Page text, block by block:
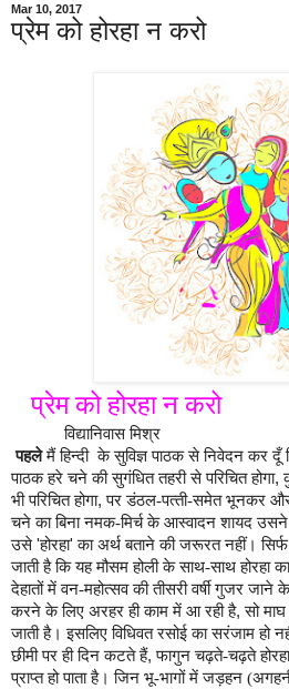
Mar 10, 2017
प्रेम को होरहा न करो
प्रेम को होरहा न करो
विद्यानिवास मिश्र
पहलेमैं हिन्दी के सुविज्ञ पाठक से निवेदन कर दूँ
पाठक हरे चने की सुगंधित तहरी से परिचित होगा,
भी परिचित होगा,पर डंठल-पत्‍ती-समेत भूनकर
चने का बिना नमक-मिर्च के आस्‍वादन शायद उसने
उसे'होरहा'का अर्थ बताने की जरूरत नहीं।
जाती है कि यह मौसम होली के साथ-साथ होरहा
देहातों में वन-महोत्‍सव की तीसरी वर्षी गुजर
करने के लिए अरहर ही काम में आ रही है,सो
जाती है। इसलिए विधिवत रसोई का सरंजाम हो
छीमी पर ही दिन कटते हैं,फागुन चढ़ते-चढ़ते
प्राप्‍त हो पाता है। जिन भू-भागों में जड़हन